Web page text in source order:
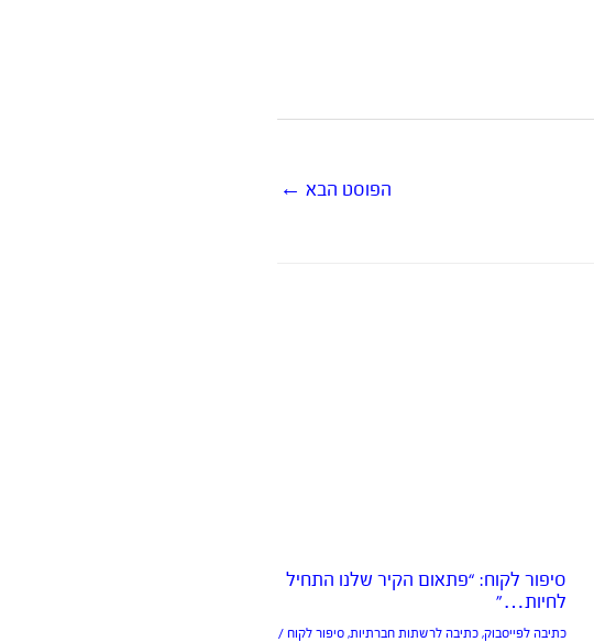
הפוסט הבא ←
סיפור לקוח: “פתאום הקיר שלנו התחיל
לחיות…”
כתיבה לפייסבוק, כתיבה לרשתות חברתיות, סיפור לקוח/